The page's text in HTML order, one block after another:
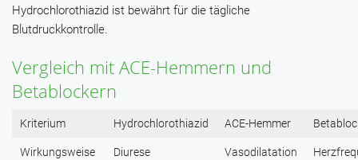
Hydrochlorothiazid ist bewährt für die tägliche
Blutdruckkontrolle.
Vergleich mit ACE-Hemmern und
Betablockern
Kriterium Hydrochlorothiazid ACE-Hemmer
Wirkungsweise Diurese Vasodilatation